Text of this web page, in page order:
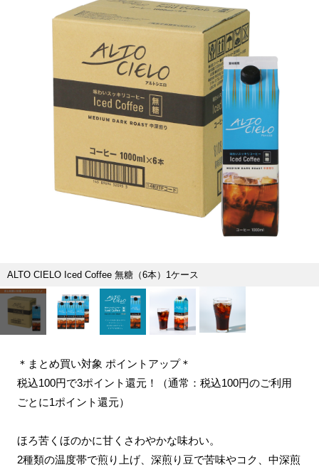
ALTO CIELO Iced Coffee 無糖（6本）1ケース
＊まとめ買い対象 ポイントアップ＊
税込100円で3ポイント還元！（通常：税込100円のご利用
ごとに1ポイント還元）
ほろ苦くほのかに甘くさわやかな味わい。
2種類の温度帯で煎り上げ、深煎り豆で苦味やコク、中深煎